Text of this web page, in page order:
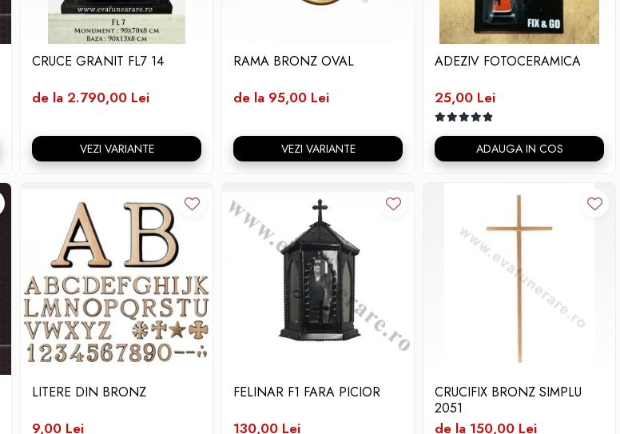
CRUCE GRANIT FL7 14
de la 2.790,00 Lei
VEZI VARIANTE
RAMA BRONZ OVAL
de la 95,00 Lei
VEZI VARIANTE
ADEZIV FOTOCERAMICA
25,00 Lei
ADAUGA IN COS
LITERE DIN BRONZ
9,00 Lei
FELINAR F1 FARA PICIOR
130,00 Lei
CRUCIFIX BRONZ SIMPLU
2051
de la 150,00 Lei